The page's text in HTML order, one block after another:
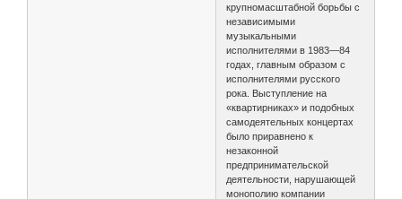
крупномасштабной борьбы с
независимыми
музыкальными
исполнителями в 1983—84
годах, главным образом с
исполнителями русского
рока. Выступление на
«квартирниках» и подобных
самодеятельных концертах
было приравнено к
незаконной
предпринимательской
деятельности, нарушающей
монополию компании